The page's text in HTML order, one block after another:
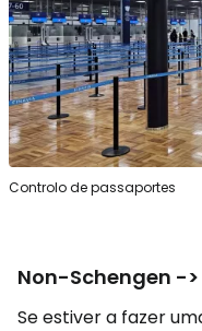
Controlo de passaportes
Non-Schengen -
Se estiver a fazer